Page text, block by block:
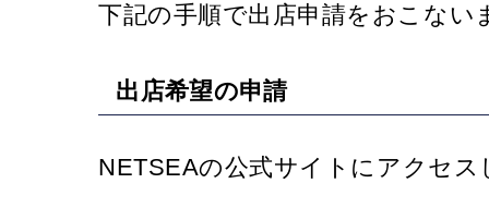
下記の手順で出店申請をおこない
出店希望の申請
NETSEAの公式サイトにアクセ